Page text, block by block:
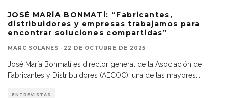
JOSÉ MARÍA BONMATÍ: “Fabricantes,
distribuidores y empresas trabajamos para
encontrar soluciones compartidas”
MARC SOLANES · 22 DE OCTUBRE DE 2025
José María Bonmatí es director general de la Asociación de
Fabricantes y Distribuidores (AECOC), una de las mayores
ENTREVISTAS